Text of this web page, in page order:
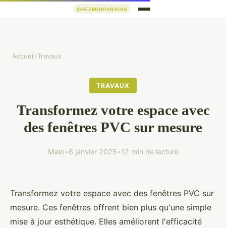
Accueil›Travaux
TRAVAUX
Transformez votre espace avec
des fenêtres PVC sur mesure
Malo•6 janvier 2025•12 min de lecture
Transformez votre espace avec des fenêtres PVC sur
mesure. Ces fenêtres offrent bien plus qu'une simple
mise à jour esthétique. Elles améliorent l'efficacité